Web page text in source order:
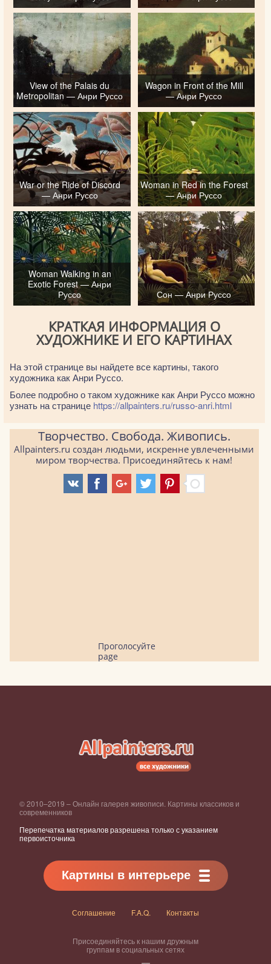
View of the Palais du
Metropolitan — Анри Руссо
Wagon in Front of the Mill
— Анри Руссо
War or the Ride of Discord
— Анри Руссо
Woman in Red in the Forest
— Анри Руссо
Woman Walking in an
Exotic Forest — Анри
Руссо
Сон — Анри Руссо
КРАТКАЯ ИНФОРМАЦИЯ О
ХУДОЖНИКЕ И ЕГО КАРТИНАХ
На этой странице вы найдете все картины, такого
художника как Анри Руссо.
Более подробно о таком художнике как Анри Руссо можно
узнать на странице https://allpainters.ru/russo-anri.html
Творчество. Свобода. Живопись.
Allpainters.ru создан людьми, искренне увлеченными
миром творчества. Присоединяйтесь к нам!
Проголосуйте
page
© 2010–2019 – Онлайн галерея живописи. Картины классиков и
современников
Перепечатка материалов разрешена только с указанием
первоисточника
Картины в интерьере
Соглашение F.A.Q. Контакты
Присоединяйтесь к нашим дружным
группам в социальных сетях